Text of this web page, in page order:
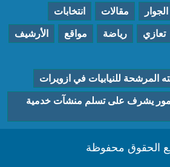
الجوار مقالات انتخابات
تعازي رياضة مواقع الأرشيف
المرشحة للنيابيات في ازويرات
يشرف على تسلم منشآت خدمية
الحقوق محفوظة